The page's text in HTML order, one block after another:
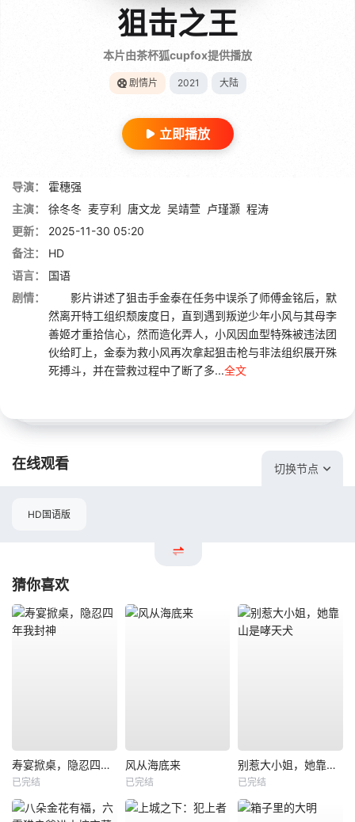
狙击之王
本片由茶杯狐cupfox提供播放
剧情片 2021 大陆
立即播放
导演：
霍穗强
主演：
徐冬冬 麦亨利 唐文龙 吴靖萱 卢瑾灏 程涛
更新：
2025-11-30 05:20
备注：
HD
语言：
国语
剧情：
影片讲述了狙击手金泰在任务中误杀了师傅金铭后，默
然离开特工组织颓废度日，直到遇到叛逆少年小风与其母李
善姬才重拾信心，然而造化弄人，小风因血型特殊被违法团
伙给盯上，金泰为救小风再次拿起狙击枪与非法组织展开殊
死搏斗，并在营救过程中了断了多...全文
在线观看 切换节点
HD国语版
猜你喜欢
寿宴掀桌，隐忍四年我封神
已完结
风从海底来
已完结
别惹大小姐，她靠山是哮天犬
已完结